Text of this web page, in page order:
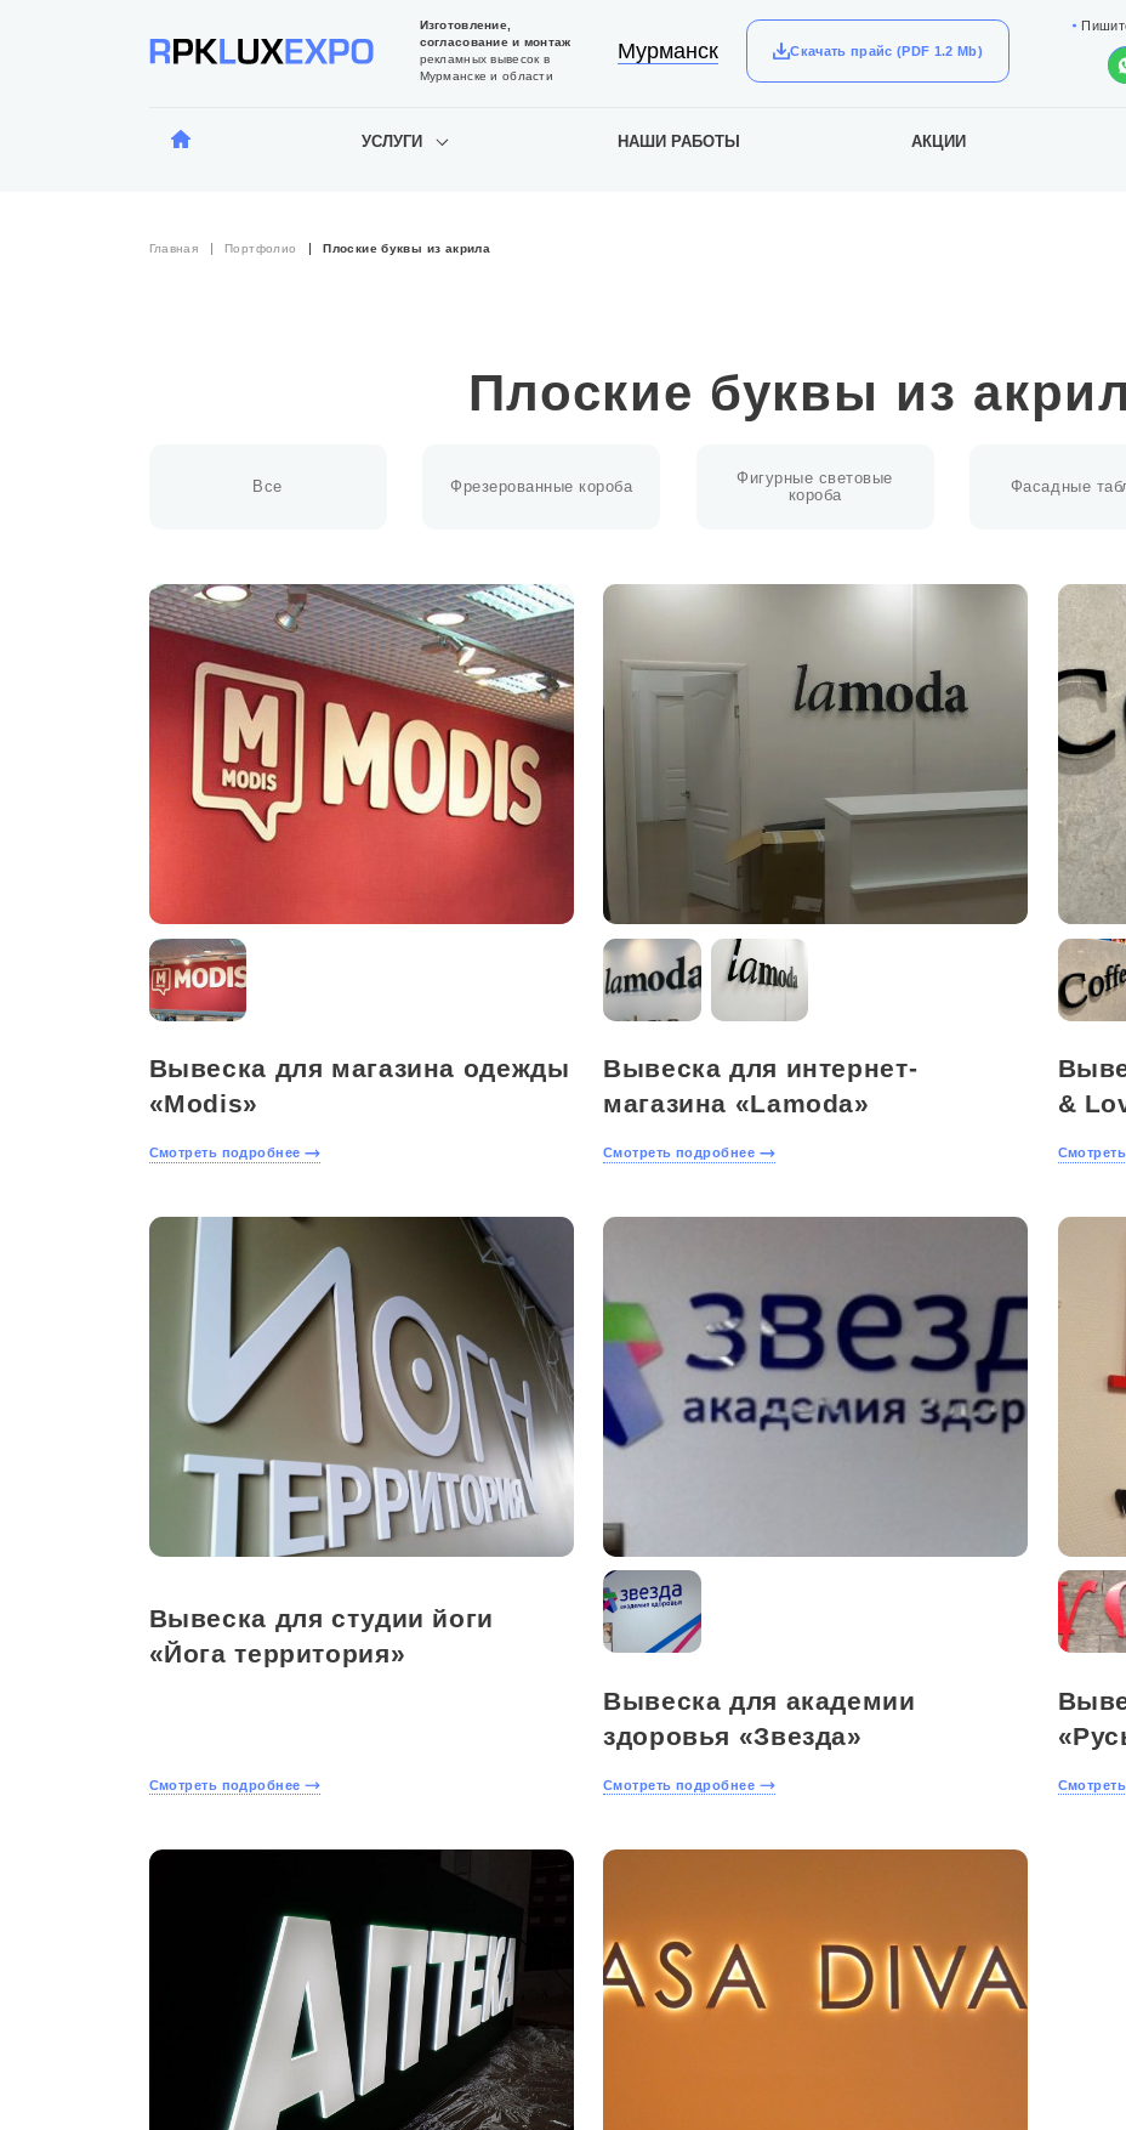
Изготовление,
согласование и монтаж
рекламных вывесок в
Мурманске и области
Мурманск Скачать прайс (PDF 1.2 Mb)
УСЛУГИ НАШИ РАБОТЫ АКЦИИ
Главная Портфолио Плоские буквы из акрила
Плоские буквы из
Все Фрезерованные короба
Фигурные световые
короба
Фасадные
Вывеска для магазина одежды
«Modis»
Смотреть подробнее
Вывеска для интернет-
магазина «Lamoda»
Смотреть подробнее
&
Вывеска для студии йоги
«Йога территория»
Смотреть подробнее
Вывеска для академии
здоровья «Звезда»
Смотреть подробнее